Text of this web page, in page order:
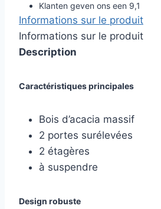
Klanten geven ons een 9,1
Informations sur le produit
Informations sur le produit
Description
Caractéristiques principales
Bois d’acacia massif
2 portes surélevées
2 étagères
à suspendre
Design robuste